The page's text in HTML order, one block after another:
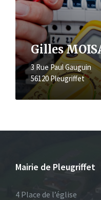
Gilles
3 Rue Paul Gauguin
56120 Pleugriffet
Mairie de Pleugriffet
4 Place de l’église